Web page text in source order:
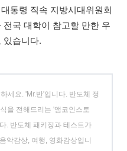
통령 직속 지방시대위원회
국 대학이 참고할 만한 우
있습니다.
세요. 'Mr.반'입니다. 반도체 정
을 전해드리는 '앰코인스토
. 반도체 패키징과 테스트가
악감상, 여행, 영화감상입니